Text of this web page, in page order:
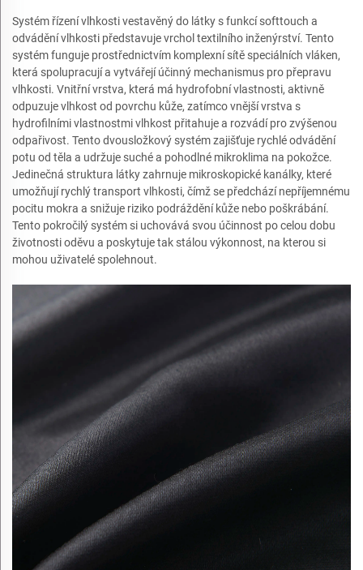
Systém řízení vlhkosti vestavěný do látky s funkcí softtouch a
odvádění vlhkosti představuje vrchol textilního inženýrství. Tento
systém funguje prostřednictvím komplexní sítě speciálních vláken,
která spolupracují a vytvářejí účinný mechanismus pro přepravu
vlhkosti. Vnitřní vrstva, která má hydrofobní vlastnosti, aktivně
odpuzuje vlhkost od povrchu kůže, zatímco vnější vrstva s
hydrofilními vlastnostmi vlhkost přitahuje a rozvádí pro zvýšenou
odpařivost. Tento dvousložkový systém zajišťuje rychlé odvádění
potu od těla a udržuje suché a pohodlné mikroklima na pokožce.
Jedinečná struktura látky zahrnuje mikroskopické kanálky, které
umožňují rychlý transport vlhkosti, čímž se předchází nepříjemnému
pocitu mokra a snižuje riziko podráždění kůže nebo poškrábání.
Tento pokročilý systém si uchovává svou účinnost po celou dobu
životnosti oděvu a poskytuje tak stálou výkonnost, na kterou si
mohou uživatelé spolehnout.